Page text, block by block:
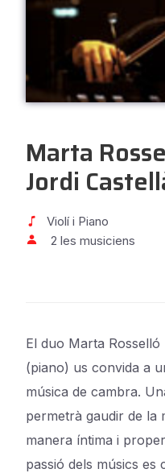
Marta
Jordi
Violí i Piano
2 les musiciens
El duo Marta
(piano) us convida a
música de cambra.
permetrà gaudir de la
manera íntima i
passió dels músics